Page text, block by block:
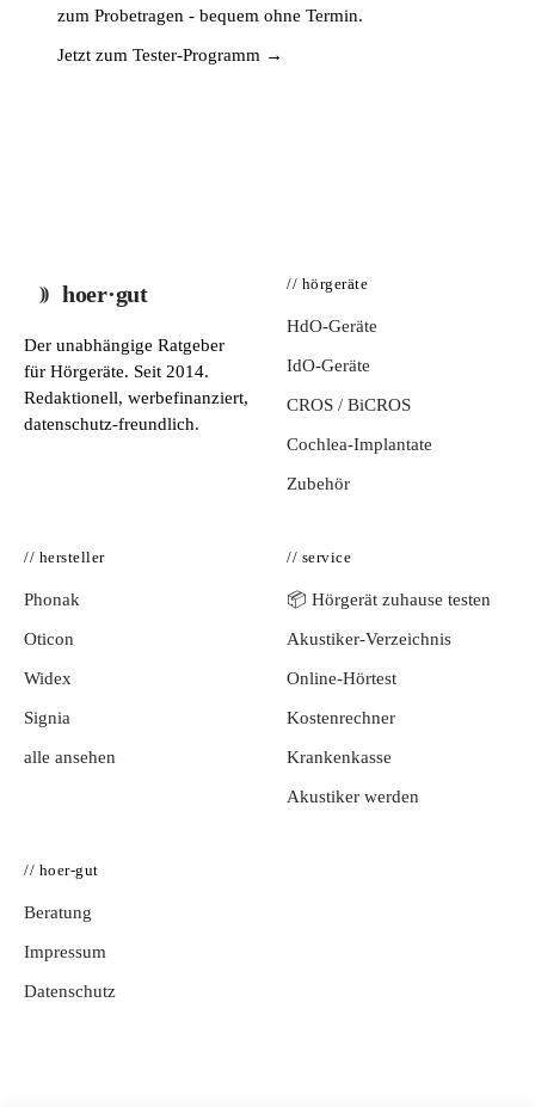
zum Probetragen - bequem ohne Termin.
Jetzt zum Tester-Programm →
hoer·gut
Der unabhängige Ratgeber
für Hörgeräte. Seit 2014.
Redaktionell, werbefinanziert,
datenschutz-freundlich.
// hörgeräte
HdO-Geräte
IdO-Geräte
CROS / BiCROS
Cochlea-Implantate
Zubehör
// hersteller
Phonak
Oticon
Widex
Signia
alle ansehen
// service
📦 Hörgerät zuhause testen
Akustiker-Verzeichnis
Online-Hörtest
Kostenrechner
Krankenkasse
Akustiker werden
// hoer-gut
Beratung
Impressum
Datenschutz